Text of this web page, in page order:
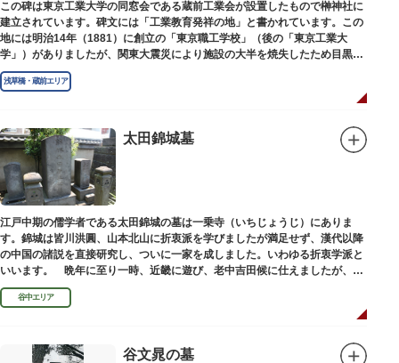
この碑は東京工業大学の同窓会である蔵前工業会が設置したもので榊神社に
建立されています。碑文には「工業教育発祥の地」と書かれています。この
地には明治14年（1881）に創立の「東京職工学校」（後の「東京工業大
学」）がありましたが、関東大震災により施設の大半を焼失したため目黒に
移転しました。
浅草橋・蔵前エリア
太田錦城墓
江戸中期の儒学者である太田錦城の墓は一乗寺（いちじょうじ）にありま
す。錦城は皆川洪圓、山本北山に折衷派を学びましたが満足せず、漢代以降
の中国の諸説を直接研究し、ついに一家を成しました。いわゆる折衷学派と
いいます。 晩年に至り一時、近畿に遊び、老中吉田候に仕えましたが、前
田家に賓使としてまぬかれ、三百石を給せられました。
谷中エリア
谷文晁の墓